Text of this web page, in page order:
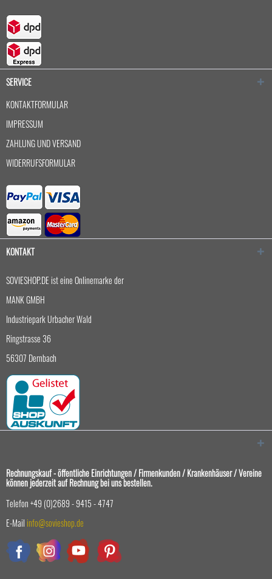
SERVICE
KONTAKTFORMULAR
IMPRESSUM
ZAHLUNG UND VERSAND
WIDERRUFSFORMULAR
KONTAKT
SOVIESHOP.DE ist eine Onlinemarke der
MANK GMBH
Industriepark Urbacher Wald
Ringstrasse 36
56307 Dernbach
Rechnungskauf - öffentliche Einrichtungen / Firmenkunden / Krankenhäuser / Vereine
können jederzeit auf Rechnung bei uns bestellen.
Telefon +49 (0)2689 - 9415 - 4747
E-Mail info@sovieshop.de